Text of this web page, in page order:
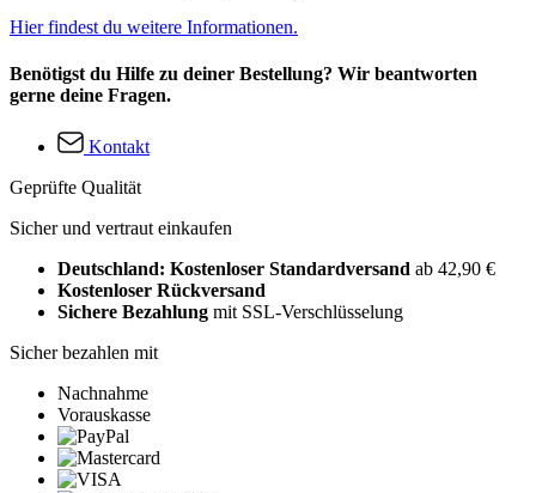
Hier findest du weitere Informationen.
Benötigst du Hilfe zu deiner Bestellung? Wir beantworten
gerne deine Fragen.
Kontakt
Geprüfte Qualität
Sicher und vertraut einkaufen
Deutschland: Kostenloser Standardversand ab 42,90 €
Kostenloser Rückversand
Sichere Bezahlung mit SSL-Verschlüsselung
Sicher bezahlen mit
Nachnahme
Vorauskasse